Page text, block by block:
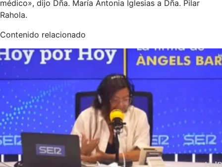
médico», dijo Dña. María Antonia Iglesias a Dña. Pilar
Rahola.
Contenido relacionado